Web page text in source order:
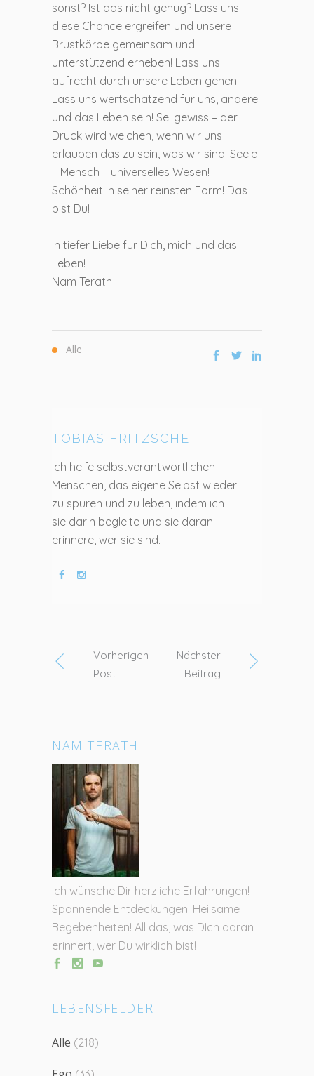
sonst? Ist das nicht genug? Lass uns
diese Chance ergreifen und unsere
Brustkörbe gemeinsam und
unterstützend erheben! Lass uns
aufrecht durch unsere Leben gehen!
Lass uns wertschätzend für uns, andere
und das Leben sein! Sei gewiss – der
Druck wird weichen, wenn wir uns
erlauben das zu sein, was wir sind! Seele
– Mensch – universelles Wesen!
Schönheit in seiner reinsten Form! Das
bist Du!
In tiefer Liebe für Dich, mich und das
Leben!
Nam Terath
Alle
TOBIAS FRITZSCHE
Ich helfe selbstverantwortlichen
Menschen, das eigene Selbst wieder
zu spüren und zu leben, indem ich
sie darin begleite und sie daran
erinnere, wer sie sind.
Vorherigen
Post
Nächster
Beitrag
NAM TERATH
Ich wünsche Dir herzliche Erfahrungen!
Spannende Entdeckungen! Heilsame
Begebenheiten! All das, was DIch daran
erinnert, wer Du wirklich bist!
LEBENSFELDER
Alle (218)